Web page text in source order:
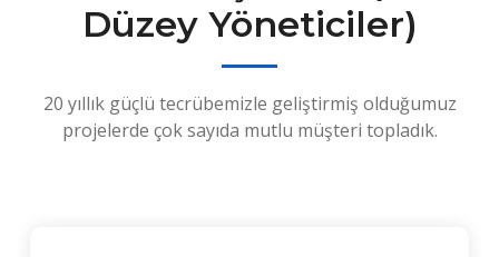
Düzey Yöneticiler)
20 yıllık güçlü tecrübemizle geliştirmiş olduğumuz
projelerde çok sayıda mutlu müşteri topladık.